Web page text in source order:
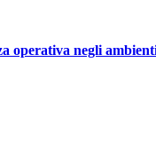
operativa negli